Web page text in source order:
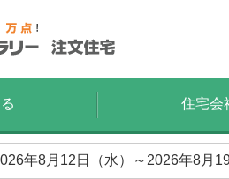
住宅会
年8月12日（水）～2026年8月